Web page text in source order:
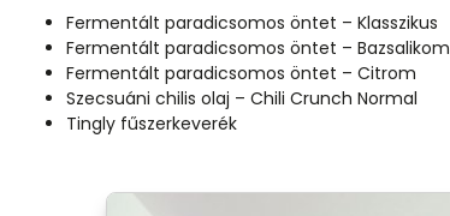
Fermentált paradicsomos öntet – Klasszikus
Fermentált paradicsomos öntet – Bazsalikom
Fermentált paradicsomos öntet – Citrom
Szecsuáni chilis olaj – Chili Crunch Normal
Tingly fűszerkeverék
8 670 Ft
–5 %